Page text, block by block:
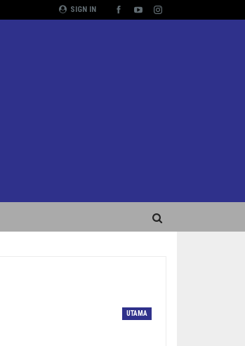
SIGN IN
UTAMA